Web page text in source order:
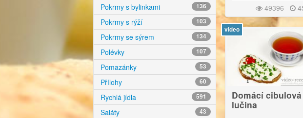
Pokrmy s bylinkami 136
Pokrmy s rýží 103
Pokrmy se sýrem 134
Polévky 107
Pomazánky 53
Přílohy 60
Rychlá jídla 591
Saláty 43
Podáváme
kuskusemnebo rýží,
je ale pokrm také s
Místo vody
můžeme použít kvalitní
49396
video
1
Domácí
lučina